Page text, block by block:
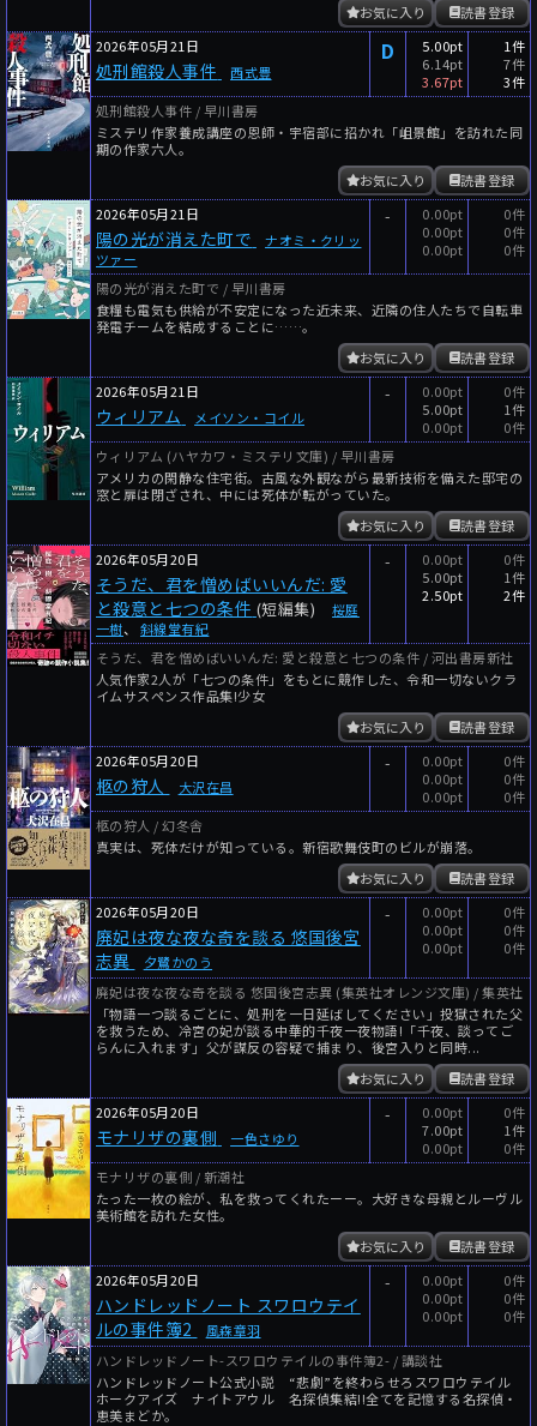
読書登録
お気に入り
2026年05月21日
処刑館殺人事件 西式豊
D
5.00pt
6.14pt
3.67pt
1件
7件
3件
処刑館殺人事件 / 早川書房
ミステリ作家養成講座の恩師・宇宿部に招かれ「岨景館」を訪れた同
期の作家六人。
読書登録
お気に入り
2026年05月21日
陽の光が消えた町で
ナオミ・クリッ
ツァー
-
0.00pt
0.00pt
0.00pt
0件
0件
0件
陽の光が消えた町で / 早川書房
食糧も電気も供給が不安定になった近未来、近隣の住人たちで自転車
発電チームを結成することに……。
読書登録
お気に入り
2026年05月21日
ウィリアム メイソン・コイル
-
0.00pt
5.00pt
0.00pt
0件
1件
0件
ウィリアム (ハヤカワ・ミステリ文庫) / 早川書房
アメリカの閑静な住宅街。古風な外観ながら最新技術を備えた邸宅の
窓と扉は閉ざされ、中には死体が転がっていた。
読書登録
お気に入り
2026年05月20日
そうだ、君を憎めばいいんだ: 愛
と殺意と七つの条件 (短編集)
桜庭
一樹、 斜線堂有紀
-
0.00pt
5.00pt
2.50pt
0件
1件
2件
そうだ、君を憎めばいいんだ: 愛と殺意と七つの条件 / 河出書房新社
人気作家2人が「七つの条件」をもとに競作した、令和一切ないクラ
イムサスペンス作品集!少女
読書登録
お気に入り
2026年05月20日
柩の狩人 大沢在昌
-
0.00pt
0.00pt
0.00pt
0件
0件
0件
柩の狩人 / 幻冬舎
真実は、死体だけが知っている。新宿歌舞伎町のビルが崩落。
読書登録
お気に入り
2026年05月20日
廃妃は夜な夜な奇を談る 悠国後宮
志異
夕鷺かのう
-
0.00pt
0.00pt
0.00pt
0件
0件
0件
廃妃は夜な夜な奇を談る 悠国後宮志異 (集英社オレンジ文庫) / 集英社
「物語一つ談るごとに、処刑を一日延ばしてください」投獄された父
を救うため、冷宮の妃が談る中華的千夜一夜物語!「千夜、談ってご
らんに入れます」父が謀反の容疑で捕まり、後宮入りと同時...
読書登録
お気に入り
2026年05月20日
モナリザの裏側 一色さゆり
-
0.00pt
7.00pt
0.00pt
0件
1件
0件
モナリザの裏側 / 新潮社
たった一枚の絵が、私を救ってくれたーー。大好きな母親とルーヴル
美術館を訪れた女性。
読書登録
お気に入り
2026年05月20日
ハンドレッドノート スワロウテイ
ルの事件簿2
風森章羽
-
0.00pt
0.00pt
0.00pt
0件
0件
0件
ハンドレッドノート-スワロウテイルの事件簿2- / 講談社
ハンドレッドノート公式小説 “悲劇”を終わらせろスワロウテイル
ホークアイズ ナイトアウル 名探偵集結!!全てを記憶する名探偵・
恵美まどか。